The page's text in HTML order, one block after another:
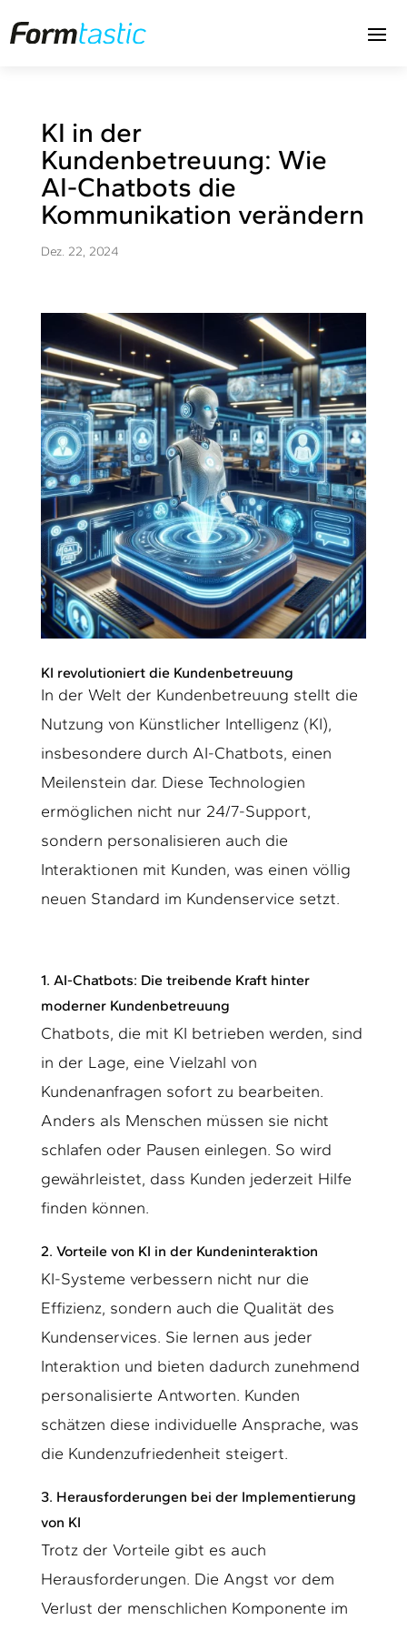
KI in der
Kundenbetreuung: Wie
AI-Chatbots die
Kommunikation verändern
Dez. 22, 2024
KI revolutioniert die Kundenbetreuung
In der Welt der Kundenbetreuung stellt die
Nutzung von Künstlicher Intelligenz (KI),
insbesondere durch AI-Chatbots, einen
Meilenstein dar. Diese Technologien
ermöglichen nicht nur 24/7-Support,
sondern personalisieren auch die
Interaktionen mit Kunden, was einen völlig
neuen Standard im Kundenservice setzt.
1. AI-Chatbots: Die treibende Kraft hinter
moderner Kundenbetreuung
Chatbots, die mit KI betrieben werden, sind
in der Lage, eine Vielzahl von
Kundenanfragen sofort zu bearbeiten.
Anders als Menschen müssen sie nicht
schlafen oder Pausen einlegen. So wird
gewährleistet, dass Kunden jederzeit Hilfe
finden können.
2. Vorteile von KI in der Kundeninteraktion
KI-Systeme verbessern nicht nur die
Effizienz, sondern auch die Qualität des
Kundenservices. Sie lernen aus jeder
Interaktion und bieten dadurch zunehmend
personalisierte Antworten. Kunden
schätzen diese individuelle Ansprache, was
die Kundenzufriedenheit steigert.
3. Herausforderungen bei der Implementierung
von KI
Trotz der Vorteile gibt es auch
Herausforderungen. Die Angst vor dem
Verlust der menschlichen Komponente im